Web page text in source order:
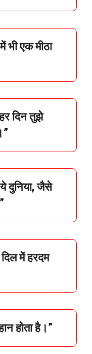
भीएकमीठा
दिनतुझे
येदुनिया,जैसे
दिलमेंहरदम
होताहै।”